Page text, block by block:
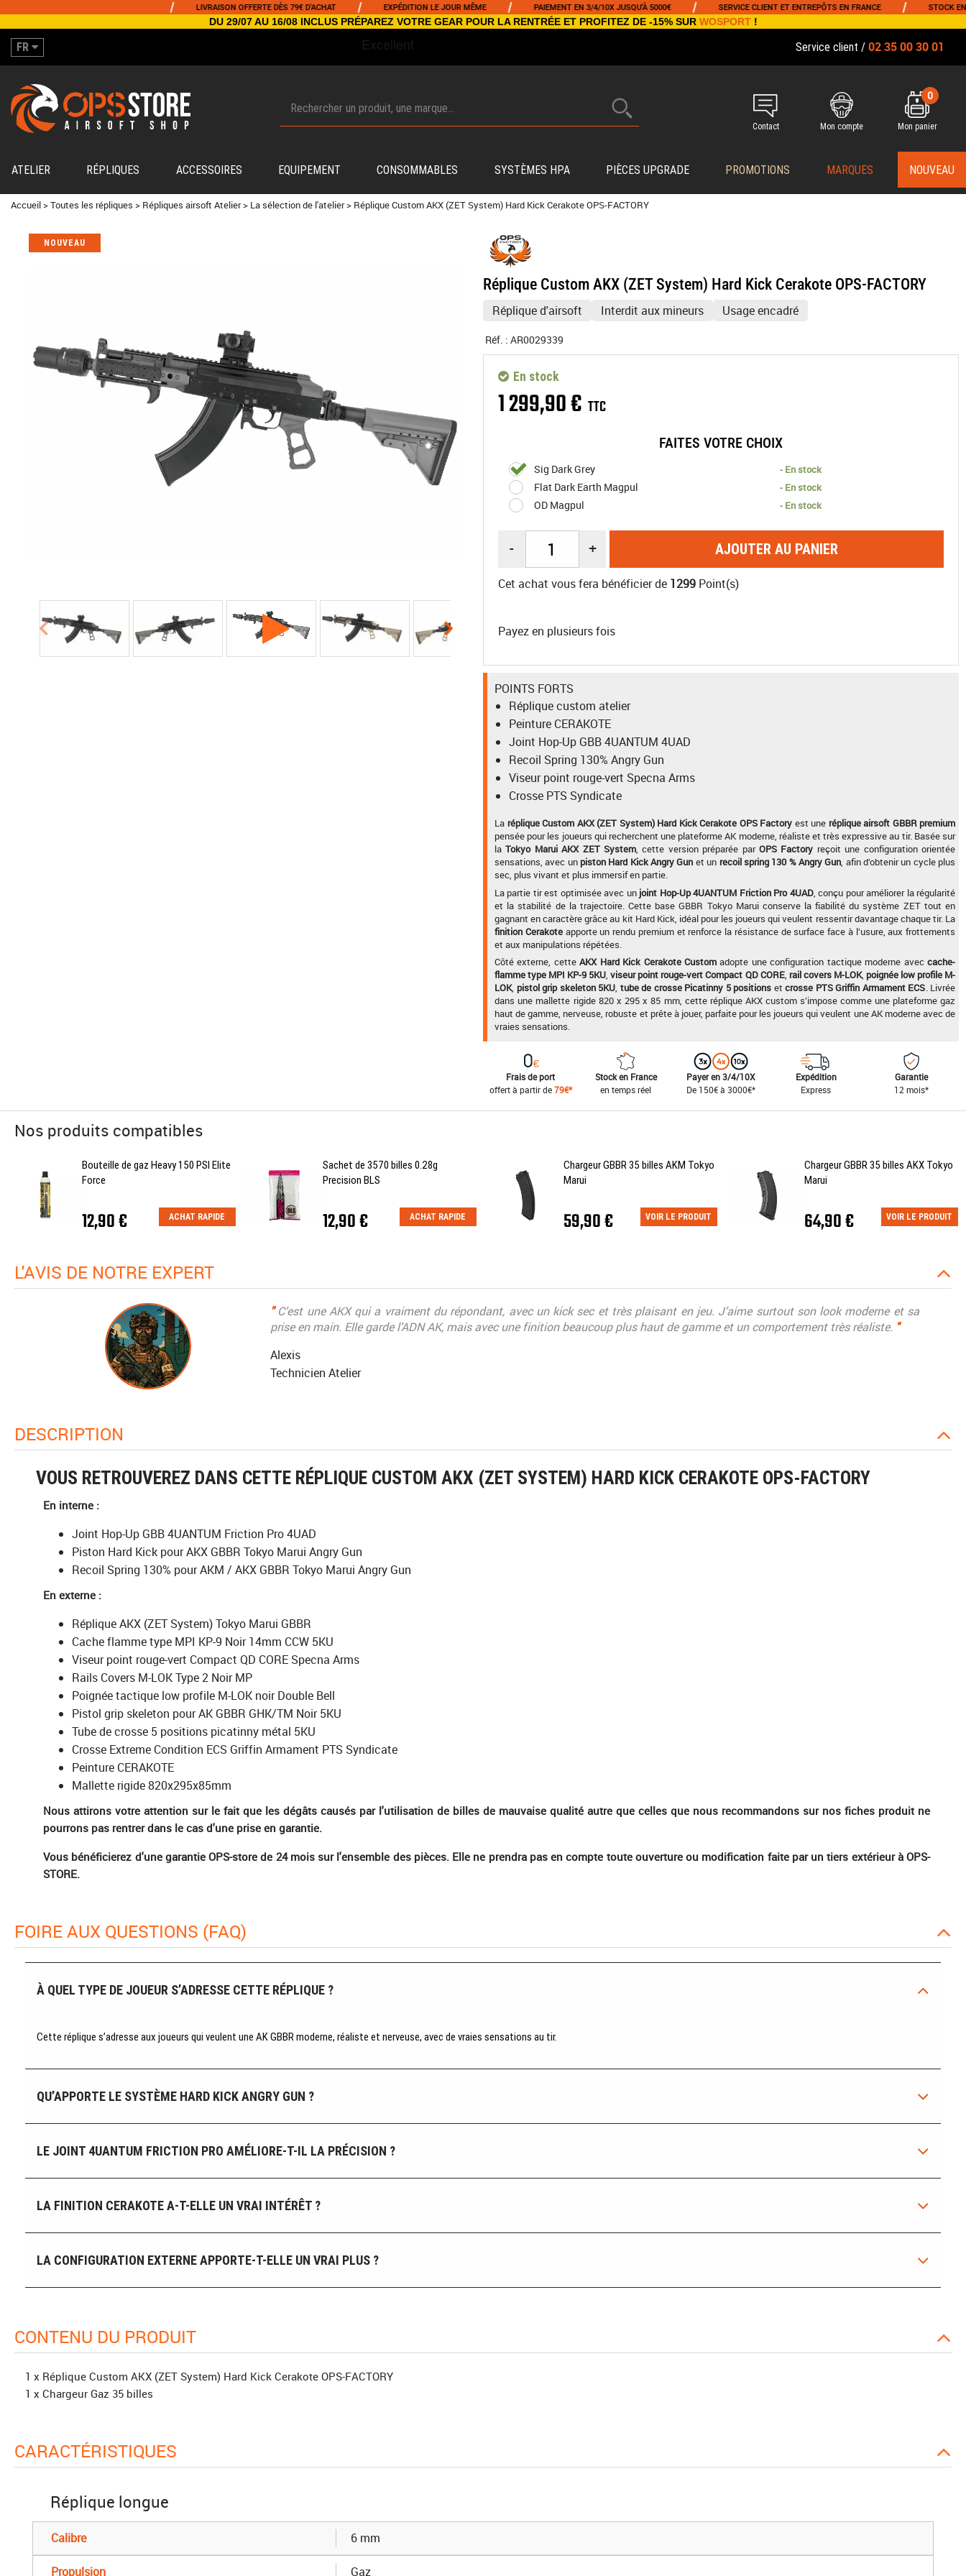
LIVRAISON OFFERTE DÈS 79€ D'ACHAT / EXPÉDITION LE JOUR MÊME / PAIEMENT EN 3/4/10X JUSQU'À 5000€ / SERVICE CLIENT ET ENTREPÔTS EN FRANCE / STOCK EN TEMPS
DU 29/07 AU 16/08 INCLUS PRÉPAREZ VOTRE GEAR POUR LA RENTRÉE ET PROFITEZ DE -15% SUR WOSPORT!
FR Service client / 02 35 00 30 01
Contact Mon compte
0
Mon panier
ATELIER RÉPLIQUES ACCESSOIRES EQUIPEMENT CONSOMMABLES SYSTÈMES HPA PIÈCES UPGRADE PROMOTIONS MARQUES NOUVEAU
Accueil>Toutes les répliques > Répliques airsoft Atelier> La sélection de l'atelier> Réplique Custom AKX (ZET System) Hard Kick Cerakote OPS-FACTORY
NOUVEAU
Réplique Custom AKX (ZET System) Hard Kick Cerakote OPS-FACTORY
Réplique d'airsoft Interdit aux mineurs Usage encadré
Réf. : AR0029339
1 299,90€ TTC
FAITES VOTRE CHOIX
Sig Dark Grey - En stock
Flat Dark Earth Magpul - En stock
OD Magpul - En stock
En stock
- + AJOUTER AU PANIER
Cet achat vous fera bénéficier de 1299 Point(s)
Payez en plusieurs fois
POINTS FORTS
Réplique custom atelier
Peinture CERAKOTE
Joint Hop-Up GBB 4UANTUM 4UAD
Recoil Spring 130% Angry Gun
Viseur point rouge-vert Specna Arms
Crosse PTS Syndicate
La réplique Custom AKX (ZET System) Hard Kick Cerakote OPS Factory est une réplique airsoft GBBR premium
pensée pour les joueurs qui recherchent une plateforme AK moderne, réaliste et très expressive au tir. Basée sur
laTokyo Marui AKX ZET System, cette version préparée parOPS Factory reçoit une configuration orientée
sensations, avec un piston Hard Kick Angry Gun et un recoil spring 130 % Angry Gun, afin d’obtenir un cycle plus
sec, plus vivant et plus immersif en partie.
La partie tir est optimisée avec un joint Hop-Up 4UANTUM Friction Pro 4UAD, conçu pour améliorer la régularité
et la stabilité de la trajectoire. Cette base GBBR Tokyo Marui conserve la fiabilité du système ZET tout en
gagnant en caractère grâce au kit Hard Kick, idéal pour les joueurs qui veulent ressentir davantage chaque tir. La
finition Cerakoteapporte un rendu premium et renforce la résistance de surface face à l’usure, aux frottements
et aux manipulations répétées.
Côté externe, cetteAKX Hard Kick Cerakote Custom adopte une configuration tactique moderne aveccache-
flamme type MPI KP-9 5KU,viseur point rouge-vert Compact QD CORE, rail covers M-LOK, poignée low profile M-
LOK, pistol grip skeleton 5KU, tube de crosse Picatinny 5 positions etcrosse PTS Griffin Armament ECS. Livrée
dans une mallette rigide 820 x 295 x 85 mm, cette réplique AKX custom s’impose comme une plateforme gaz
haut de gamme, nerveuse, robuste et prête à jouer, parfaite pour les joueurs qui veulent une AK moderne avec de
vraies sensations.
Frais de port
offert à partir de79€*
Stock en France
en temps réel
Payer en 3/4/10X
De 150€ à 3000€*
Expédition
Express
Garantie
12 mois*
Nos produits compatibles
Bouteille de gaz Heavy 150 PSI Elite
Force
12,90 € ACHAT RAPIDE
Sachet de 3570 billes 0.28g
Precision BLS
12,90 € ACHAT RAPIDE
Chargeur GBBR 35 billes AKM Tokyo
Marui
59,90 € VOIR LE PRODUIT
Chargeur GBBR 35 billes AKX Tokyo
Marui
64,90 € VOIR LE PRODUIT
L'AVIS DE NOTRE EXPERT
"C’est une AKX qui a vraiment du répondant, avec un kick sec et très plaisant en jeu. J’aime surtout son look moderne et sa
prise en main. Elle garde l’ADN AK, mais avec une finition beaucoup plus haut de gamme et un comportement très réaliste. "
Alexis
Technicien Atelier
DESCRIPTION
VOUS RETROUVEREZ DANS CETTE RÉPLIQUE CUSTOM AKX (ZET SYSTEM) HARD KICK CERAKOTE OPS-FACTORY
En interne :
Joint Hop-Up GBB 4UANTUM Friction Pro 4UAD
Piston Hard Kick pour AKX GBBR Tokyo Marui Angry Gun
Recoil Spring 130% pour AKM / AKX GBBR Tokyo Marui Angry Gun
En externe :
Réplique AKX (ZET System) Tokyo Marui GBBR
Cache flamme type MPI KP-9 Noir 14mm CCW 5KU
Viseur point rouge-vert Compact QD CORE Specna Arms
Rails Covers M-LOK Type 2 Noir MP
Poignée tactique low profile M-LOK noir Double Bell
Pistol grip skeleton pour AK GBBR GHK/TM Noir 5KU
Tube de crosse 5 positions picatinny métal 5KU
Crosse Extreme Condition ECS Griffin Armament PTS Syndicate
Peinture CERAKOTE
Mallette rigide 820x295x85mm
Nous attirons votre attention sur le fait que les dégâts causés par l'utilisation de billes de mauvaise qualité autre que celles que nous recommandons sur nos fiches produit ne
pourrons pas rentrer dans le cas d'une prise en garantie.
Vous bénéficierez d'une garantie OPS-store de 24 mois sur l'ensemble des pièces. Elle ne prendra pas en compte toute ouverture ou modification faite par un tiers extérieur à OPS-
STORE.
FOIRE AUX QUESTIONS (FAQ)
À QUEL TYPE DE JOUEUR S’ADRESSE CETTE RÉPLIQUE ?
Cette réplique s’adresse aux joueurs qui veulent une AK GBBR moderne, réaliste et nerveuse, avec de vraies sensations au tir.
QU’APPORTE LE SYSTÈME HARD KICK ANGRY GUN ?
LE JOINT 4UANTUM FRICTION PRO AMÉLIORE-T-IL LA PRÉCISION ?
LA FINITION CERAKOTE A-T-ELLE UN VRAI INTÉRÊT ?
LA CONFIGURATION EXTERNE APPORTE-T-ELLE UN VRAI PLUS ?
CONTENU DU PRODUIT
1 x Réplique Custom AKX (ZET System) Hard Kick Cerakote OPS-FACTORY
1 x Chargeur Gaz 35 billes
CARACTÉRISTIQUES
Réplique longue
Calibre 6 mm
Propulsion Gaz